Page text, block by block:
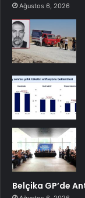
Ağustos 6, 2026
Belçika GP’de